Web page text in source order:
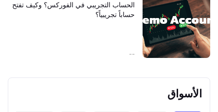
الأسواق
الحساب التجريبي في الفوركس؟ وكيف تفتح
حساباً تجريبياً؟
--